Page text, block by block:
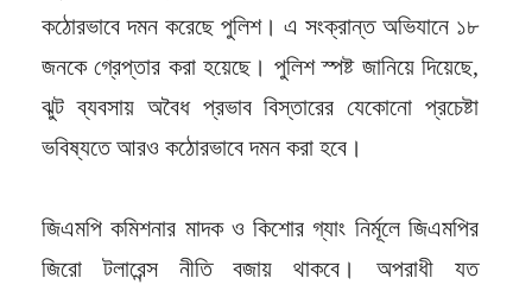
কঠোরভাবে দমন করেছে পুলিশ। এ সংক্রান্ত অভিযানে ১৮
জনকে গ্রেপ্তার করা হয়েছে। পুলিশ স্পষ্ট জানিয়ে দিয়েছে,
ঝুট ব্যবসায় অবৈধ প্রভাব বিস্তারের যেকোনো প্রচেষ্টা
ভবিষ্যতে আরও কঠোরভাবে দমন করা হবে।
জিএমপি কমিশনার মাদক ও কিশোর গ্যাং নির্মূলে জিএমপির
জিরো টলারেন্স নীতি বজায় থাকবে। অপরাধী যত